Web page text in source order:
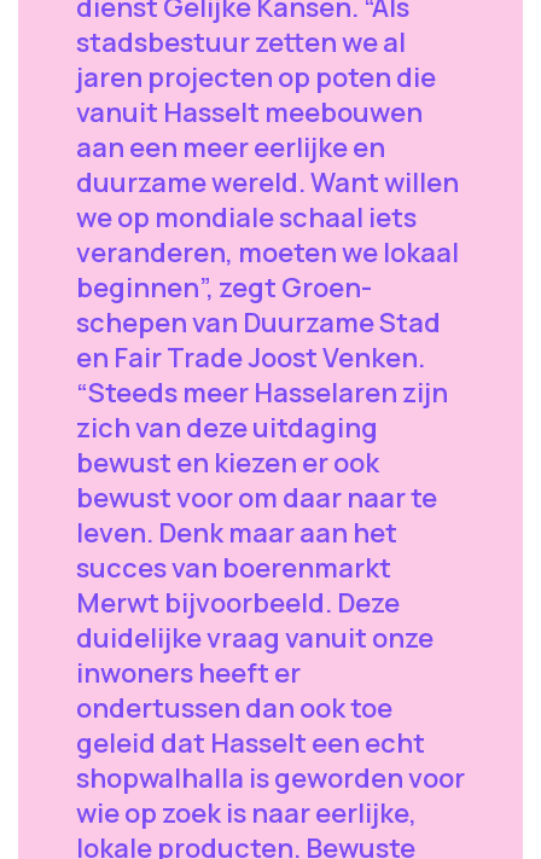
dienst Gelijke Kansen. “Als
stadsbestuur zetten we al
jaren projecten op poten die
vanuit Hasselt meebouwen
aan een meer eerlijke en
duurzame wereld. Want willen
we op mondiale schaal iets
veranderen, moeten we lokaal
beginnen”, zegt Groen-
schepen van Duurzame Stad
en Fair Trade Joost Venken.
“Steeds meer Hasselaren zijn
zich van deze uitdaging
bewust en kiezen er ook
bewust voor om daar naar te
leven. Denk maar aan het
succes van boerenmarkt
Merwt bijvoorbeeld. Deze
duidelijke vraag vanuit onze
inwoners heeft er
ondertussen dan ook toe
geleid dat Hasselt een echt
shopwalhalla is geworden voor
wie op zoek is naar eerlijke,
lokale producten. Bewuste